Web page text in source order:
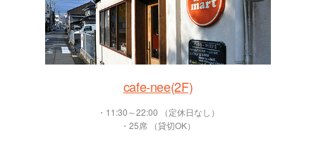
cafe-nee(2F)
・11:30～22:00 （定休日なし）
・25席 （貸切OK）